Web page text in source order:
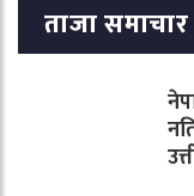
ताजा समाचार